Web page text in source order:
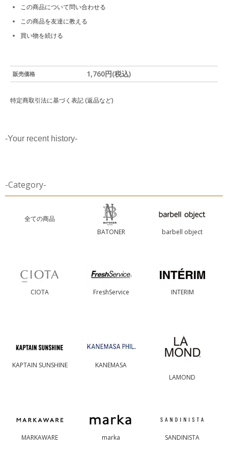
販売価格 1,760円(税込)
特定商取引法に基づく表記 (返品など)
この商品について問い合わせる
この商品を友達に教える
買い物を続ける
-Your recent history-
-Category-
全ての商品
BATONER
barbell object
CIOTA FreshService INTERIM
KAPTAIN SUNSHINE
KANEMASA
LAMOND
MARKAWARE marka SANDINISTA